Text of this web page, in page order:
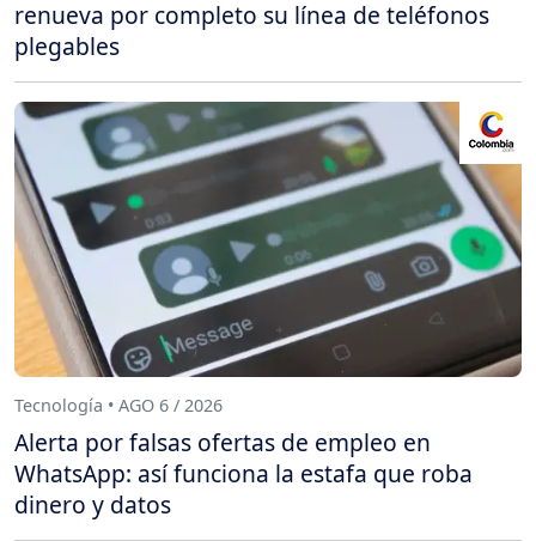
renueva por completo su línea de teléfonos
plegables
Tecnología • AGO 6 / 2026
Alerta por falsas ofertas de empleo en
WhatsApp: así funciona la estafa que roba
dinero y datos